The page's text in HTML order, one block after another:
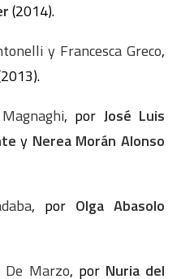
(2014).
y Francesca Greco,
, por José Luis
y Nerea Morán Alonso
, por Olga Abasolo
De Marzo, por Nuria del